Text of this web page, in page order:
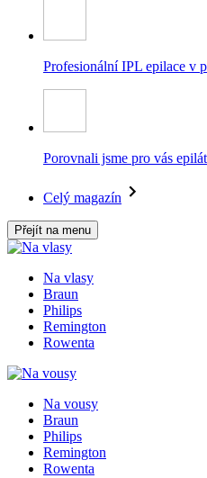
Profesionální IPL epilace v
Porovnali jsme pro vás
Celý magazín
Přejít na menu
Na vlasy
Braun
Philips
Remington
Rowenta
Na vousy
Braun
Philips
Remington
Rowenta